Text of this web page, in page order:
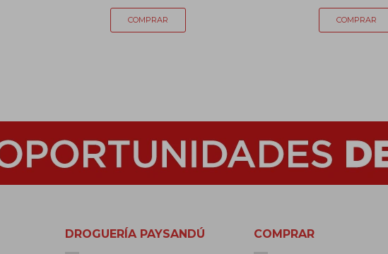
DROGUERÍA PAYSANDÚ COMPRAR